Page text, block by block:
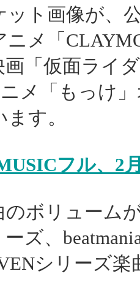
ット画像が、
ニメ「
画「仮面ライ
メ「もっけ
す。
フル、2
のボリューム
ーズ、
シリーズ楽